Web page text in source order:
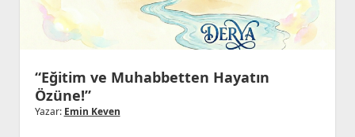
Uygulamaların
Eğittiği
Nesiller(!)”
“Eğitim ve Muhabbetten Hayatın
Özüne!”
Yazar: Emin Keven